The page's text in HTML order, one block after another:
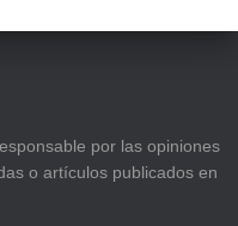
por las opiniones
o artículos publicados en